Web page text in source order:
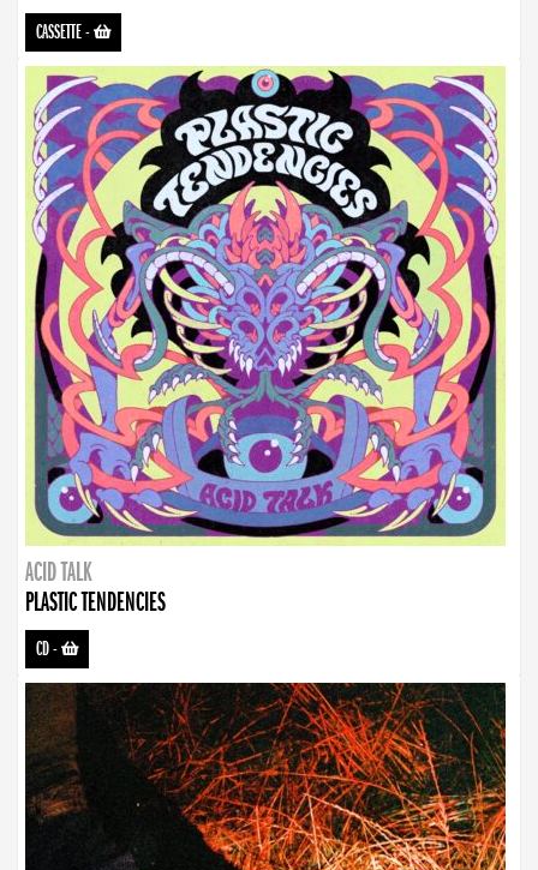
CASSETTE-
ACID TALK
PLASTIC TENDENCIES
CD-